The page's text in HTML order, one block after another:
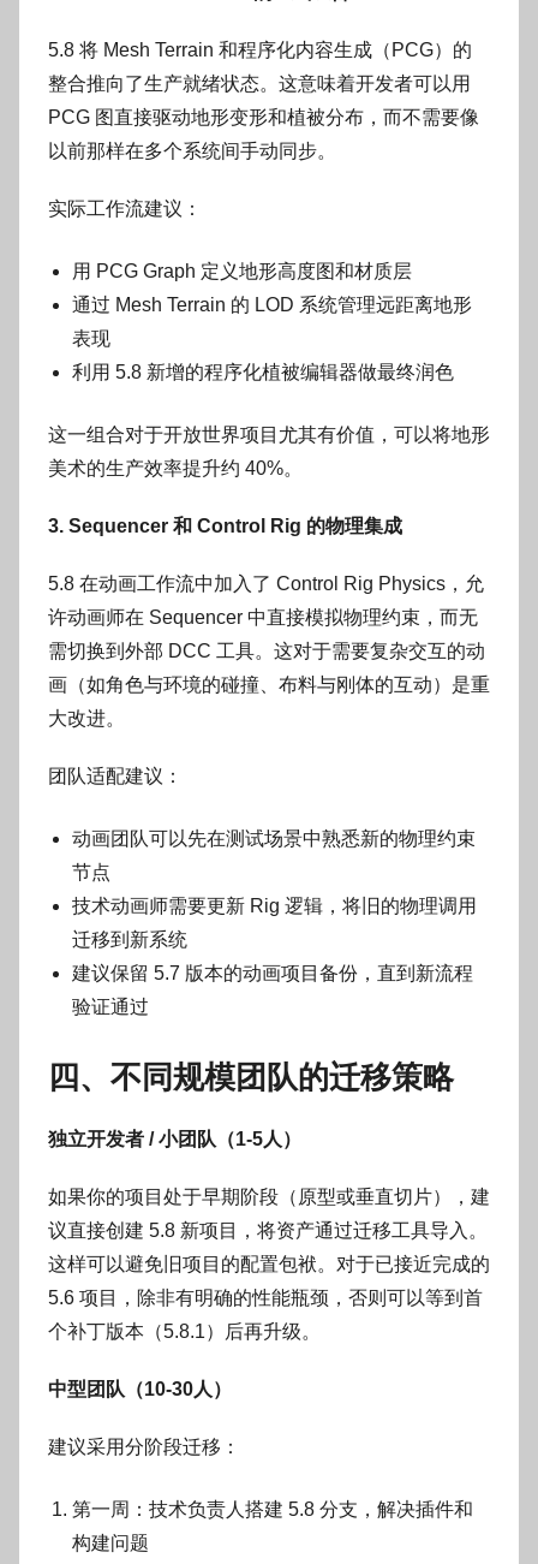
5.8 将 Mesh Terrain 和程序化内容生成（PCG）的
整合推向了生产就绪状态。这意味着开发者可以用
PCG 图直接驱动地形变形和植被分布，而不需要像
以前那样在多个系统间手动同步。
实际工作流建议：
用 PCG Graph 定义地形高度图和材质层
通过 Mesh Terrain 的 LOD 系统管理远距离地形
表现
利用 5.8 新增的程序化植被编辑器做最终润色
这一组合对于开放世界项目尤其有价值，可以将地形
美术的生产效率提升约 40%。
3. Sequencer 和 Control Rig 的物理集成
5.8 在动画工作流中加入了 Control Rig Physics，允
许动画师在 Sequencer 中直接模拟物理约束，而无
需切换到外部 DCC 工具。这对于需要复杂交互的动
画（如角色与环境的碰撞、布料与刚体的互动）是重
大改进。
团队适配建议：
动画团队可以先在测试场景中熟悉新的物理约束
节点
技术动画师需要更新 Rig 逻辑，将旧的物理调用
迁移到新系统
建议保留 5.7 版本的动画项目备份，直到新流程
验证通过
四、不同规模团队的迁移策略
独立开发者 / 小团队（1-5人）
如果你的项目处于早期阶段（原型或垂直切片），建
议直接创建 5.8 新项目，将资产通过迁移工具导入。
这样可以避免旧项目的配置包袱。对于已接近完成的
5.6 项目，除非有明确的性能瓶颈，否则可以等到首
个补丁版本（5.8.1）后再升级。
中型团队（10-30人）
建议采用分阶段迁移：
第一周：技术负责人搭建 5.8 分支，解决插件和
构建问题